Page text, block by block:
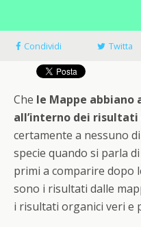
Condividi Twitta
Che le Mappe abbiano
all’interno dei risultati
certamente a nessuno
specie quando si parla
primi a comparire dopo
sono i risultati dalle
i risultati organici veri e